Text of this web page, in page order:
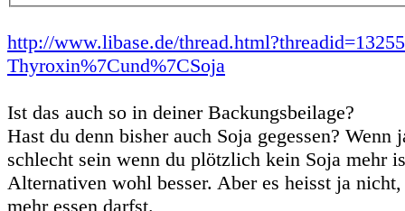
http://www.libase.de/
Thyroxin%7Cund%7CSoja
Ist das auch so in deiner Backungsbeilage?
Hast du denn bisher auch Soja gegessen? Wenn
schlecht sein wenn du plötzlich kein Soja mehr
Alternativen wohl besser. Aber es heisst ja
mehr essen darfst.